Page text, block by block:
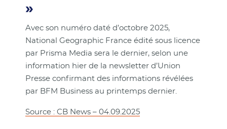
»
Avec son numéro daté d’octobre 2025,
National Geographic France édité sous licence
par Prisma Media sera le dernier, selon une
information hier de la newsletter d’Union
Presse confirmant des informations révélées
par BFM Business au printemps dernier.
Source : CB News – 04.09.2025